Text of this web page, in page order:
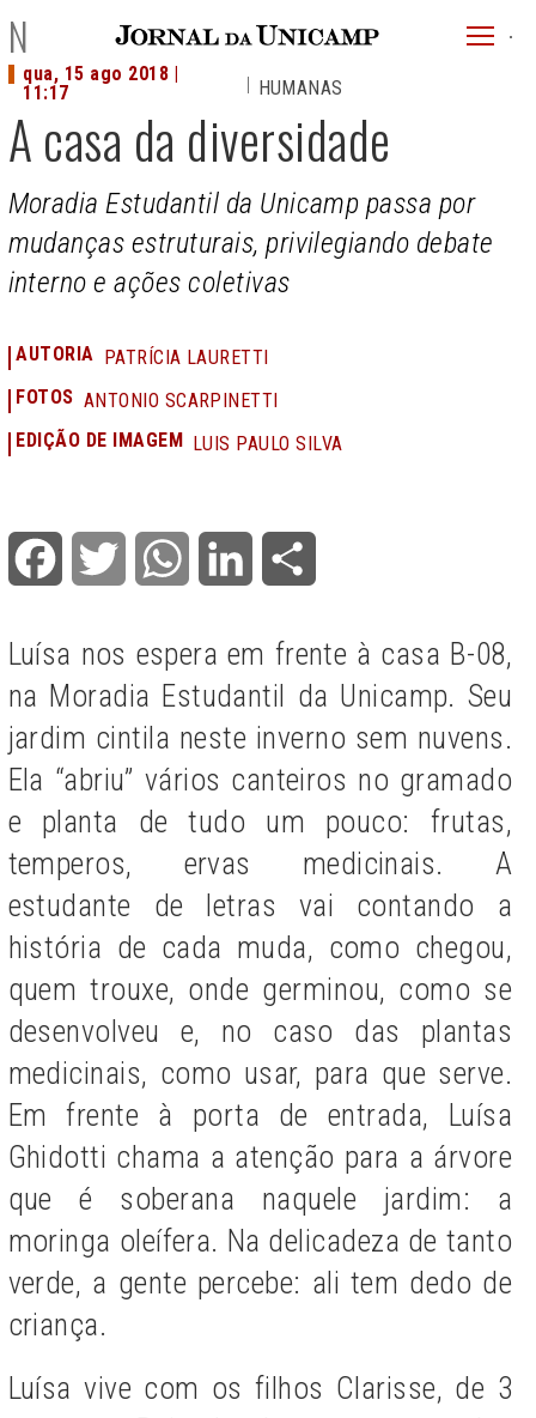
JU
NOTÍCIAS
A casa da diversidade
qua, 15 ago 2018 |
11:17
HUMANAS
Moradia Estudantil da Unicamp passa por
mudanças estruturais, privilegiando debate
interno e ações coletivas
AUTORIA PATRÍCIA LAURETTI
FOTOS ANTONIO SCARPINETTI
EDIÇÃO DE IMAGEM LUIS PAULO SILVA
Facebook Twitter WhatsApp LinkedIn
Luísa nos espera em frente à casa B-08,
na Moradia Estudantil da Unicamp. Seu
jardim cintila neste inverno sem nuvens.
Ela “abriu” vários canteiros no gramado
e planta de tudo um pouco: frutas,
temperos, ervas medicinais. A
estudante de letras vai contando a
história de cada muda, como chegou,
quem trouxe, onde germinou, como se
desenvolveu e, no caso das plantas
medicinais, como usar, para que serve.
Em frente à porta de entrada, Luísa
Ghidotti chama a atenção para a árvore
que é soberana naquele jardim: a
moringa oleífera. Na delicadeza de tanto
verde, a gente percebe: ali tem dedo de
criança.
Luísa vive com os filhos Clarisse, de 3